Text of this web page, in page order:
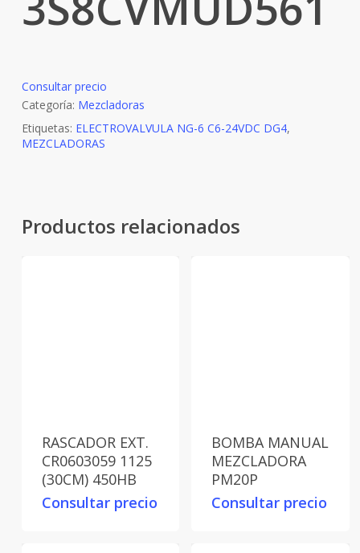
Consultar precio
Categoría: Mezcladoras
Etiquetas: ELECTROVALVULA NG-6 C6-24VDC DG4,
MEZCLADORAS
Productos relacionados
RASCADOR EXT.
CR0603059 1125
(30CM) 450HB
Consultar precio
BOMBA MANUAL
MEZCLADORA
PM20P
Consultar precio